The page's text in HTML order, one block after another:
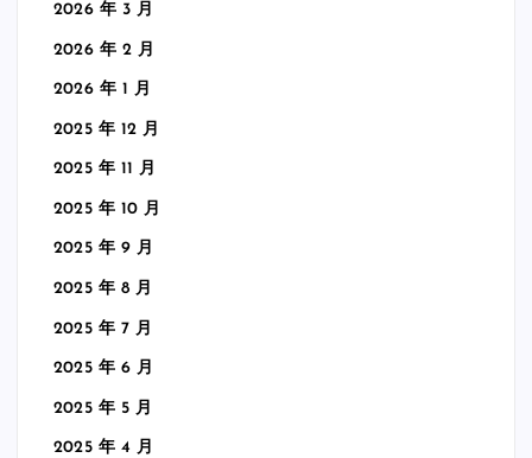
2026 年 3 月
2026 年 2 月
2026 年 1 月
2025 年 12 月
2025 年 11 月
2025 年 10 月
2025 年 9 月
2025 年 8 月
2025 年 7 月
2025 年 6 月
2025 年 5 月
2025 年 4 月